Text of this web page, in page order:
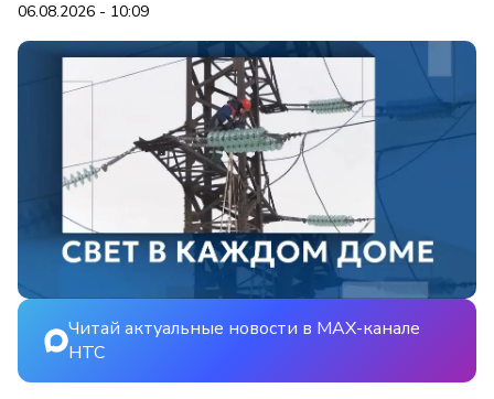
06.08.2026 - 10:09
Читай актуальные новости в MAX-канале
НТС